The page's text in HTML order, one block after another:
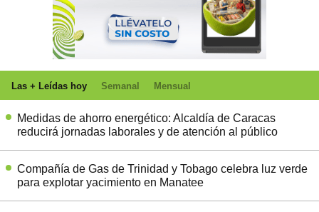
Las + Leídas hoy Semanal Mensual
Medidas de ahorro energético: Alcaldía de Caracas
reducirá jornadas laborales y de atención al público
Compañía de Gas de Trinidad y Tobago celebra luz verde
para explotar yacimiento en Manatee